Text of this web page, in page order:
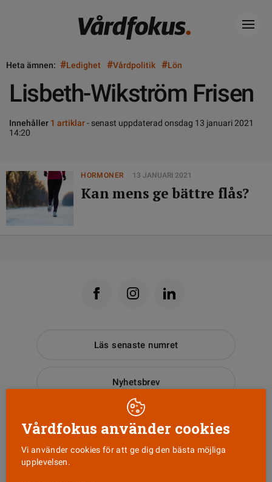
Heta ämnen: #Ledighet #Vårdpolitik #Lön
Lisbeth-Wikström Frisen
Innehåller 1 artiklar- senast uppdaterad onsdag 13 januari 2021
14:20
HORMONER 13 JANUARI 2021
Kan mens ge bättre flås?
Läs senaste numret
Nyhetsbrev
Tipsa oss!
Vårdfokus använder cookies
Vi använder cookies för att ge dig den bästa möjliga
upplevelsen.